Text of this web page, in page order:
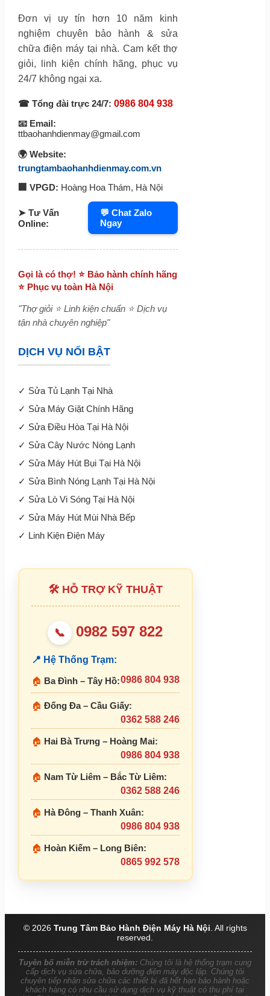
Đơn vị uy tín hơn 10 năm kinh
nghiệm chuyên bảo hành & sửa
chữa điện máy tại nhà. Cam kết thợ
giỏi, linh kiện chính hãng, phục vụ
24/7 không ngại xa.
☎ Tổng đài trực 24/7: 0986 804 938
📧 Email:
ttbaohanhdienmay@gmail.com
🌍 Website:
trungtambaohanhdienmay.com.vn
🏢 VPGD: Hoàng Hoa Thám, Hà Nội
➤ Tư Vấn
Online:
💬 Chat Zalo
Ngay
Gọi là có thợ! ⭐ Bảo hành chính hãng
⭐ Phục vụ toàn Hà Nội
"Thợ giỏi ⭐ Linh kiện chuẩn ⭐ Dịch vụ
tận nhà chuyên nghiệp"
DỊCH VỤ NỔI BẬT
✓ Sửa Tủ Lạnh Tại Nhà
✓ Sửa Máy Giặt Chính Hãng
✓ Sửa Điều Hòa Tại Hà Nội
✓ Sửa Cây Nước Nóng Lạnh
✓ Sửa Máy Hút Bụi Tại Hà Nội
✓ Sửa Bình Nóng Lạnh Tại Hà Nội
✓ Sửa Lò Vi Sóng Tại Hà Nội
✓ Sửa Máy Hút Mùi Nhà Bếp
✓ Linh Kiện Điện Máy
🛠 HỖ TRỢ KỸ THUẬT
📞 0982 597 822
📍 Hệ Thống Trạm:
🏠 Ba Đình – Tây Hồ:0986 804 938
🏠 Đống Đa – Cầu Giấy:
0362 588 246
🏠 Hai Bà Trưng – Hoàng Mai:
0986 804 938
🏠 Nam Từ Liêm – Bắc Từ Liêm:
0362 588 246
🏠 Hà Đông – Thanh Xuân:
0986 804 938
🏠 Hoàn Kiếm – Long Biên:
0865 992 578
© 2026 Trung Tâm Bảo Hành Điện Máy Hà Nội. All rights
reserved.
Tuyên bố miễn trừ trách nhiệm:Chúng tôi là hệ thống trạm cung
cấp dịch vụ sửa chữa, bảo dưỡng điện máy độc lập. Chúng tôi
chuyên tiếp nhận sửa chữa các thiết bị đã hết hạn bảo hành hoặc
khách hàng có nhu cầu sử dụng dịch vụ kỹ thuật có thu phí tại